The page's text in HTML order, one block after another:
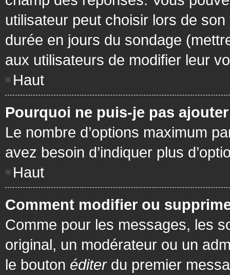
utilisateur peut choisir lors de
durée en jours du sondage
aux utilisateurs de modifier leur
Haut
Pourquoi ne puis-je pas
Le nombre d’options maximum
avez besoin d’indiquer plus
Haut
Comment modifier ou
Comme pour les messages, les
original, un modérateur ou un
le bouton éditerdu premier